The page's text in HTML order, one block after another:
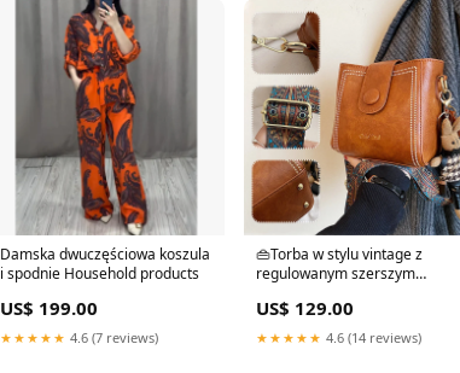
Damska dwuczęściowa koszula
i spodnie Household products
US$ 199.00
★★★★★ 4.6 (7 reviews)
👜Torba w stylu vintage z
regulowanym szerszym
US$ 129.00
★★★★★ 4.6 (14 reviews)